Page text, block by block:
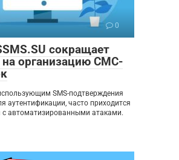
0
сокращает
на организацию СМС-
SMS-подтверждения
аутентификации, часто приходится
с автоматизированными атаками.